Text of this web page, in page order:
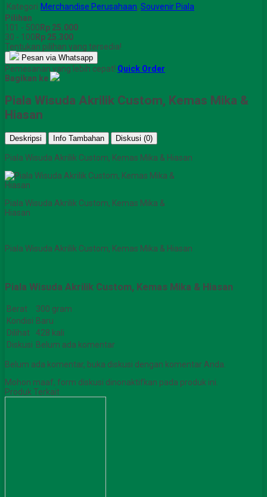
Kategori Merchandise Perusahaan, Souvenir Piala
Pilihan
101 - 500Rp 25.000
30 - 100Rp 25.300
Tentukan pilihan yang tersedia!
Pesan via Whatsapp
Pemesanan yang lebih cepat! Quick Order
Bagikan ke
Piala Wisuda Akrilik Custom, Kemas Mika &
Hiasan
Deskripsi Info Tambahan Diskusi (0)
Piala Wisuda Akrilik Custom, Kemas Mika & Hiasan
Piala Wisuda Akrilik Custom, Kemas Mika &
Hiasan
Piala Wisuda Akrilik Custom, Kemas Mika & Hiasan
Piala Wisuda Akrilik Custom, Kemas Mika & Hiasan
Berat
300 gram
Kondisi Baru
Dilihat
428 kali
Diskusi Belum ada komentar
Belum ada komentar, buka diskusi dengan komentar Anda.
Mohon maaf, form diskusi dinonaktifkan pada produk ini.
Produk Terkait